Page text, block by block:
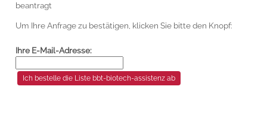
beantragt
Um Ihre Anfrage zu bestätigen, klicken Sie bitte den Knopf:
Ihre E-Mail-Adresse: